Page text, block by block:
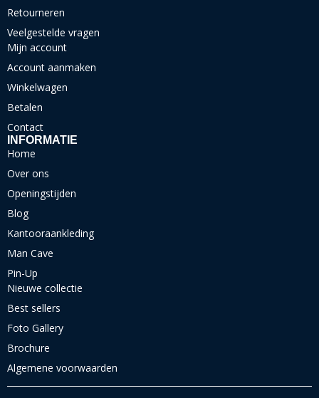
Retourneren
Veelgestelde vragen
Mijn account
Account aanmaken
Winkelwagen
Betalen
Contact
INFORMATIE
Home
Over ons
Openingstijden
Blog
Kantooraankleding
Man Cave
Pin-Up
Nieuwe collectie
Best sellers
Foto Gallery
Brochure
Algemene voorwaarden